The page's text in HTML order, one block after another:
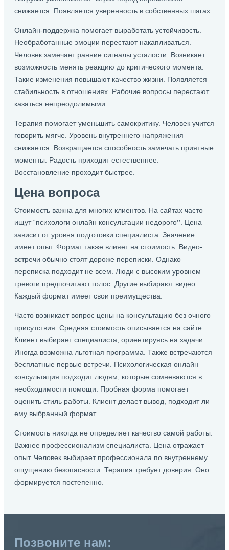
снижается. Появляется уверенность в собственных шагах.
Онлайн-поддержка помогает выработать устойчивость.
Необработанные эмоции перестают накапливаться.
Человек замечает ранние сигналы усталости. Возникает
возможность менять реакцию до критического момента.
Такие изменения повышают качество жизни. Появляется
стабильность в отношениях. Рабочие вопросы перестают
казаться непреодолимыми.
Терапия помогает уменьшить самокритику. Человек учится
говорить мягче. Уровень внутреннего напряжения
снижается. Возвращается способность замечать приятные
моменты. Радость приходит естественнее.
Восстановление проходит быстрее.
Цена вопроса
Стоимость важна для многих клиентов. На сайтах часто
ищут “психологи онлайн консультации недорого” . Цена
зависит от уровня подготовки специалиста. Значение
имеет опыт. Формат также влияет на стоимость. Видео-
встречи обычно стоят дороже переписки. Однако
переписка подходит не всем. Люди с высоким уровнем
тревоги предпочитают голос. Другие выбирают видео.
Каждый формат имеет свои преимущества.
Часто возникает вопрос цены на консультацию без очного
присутствия. Средняя стоимость описывается на сайте.
Клиент выбирает специалиста, ориентируясь на задачи.
Иногда возможна льготная программа. Также встречаются
бесплатные первые встречи. Психологическая онлайн
консультация подходит людям, которые сомневаются в
необходимости помощи. Пробная форма помогает
оценить стиль работы. Клиент делает вывод, подходит ли
ему выбранный формат.
Стоимость никогда не определяет качество самой работы.
Важнее профессионализм специалиста. Цена отражает
опыт. Человек выбирает профессионала по внутреннему
ощущению безопасности. Терапия требует доверия. Оно
формируется постепенно.
Позвоните нам: